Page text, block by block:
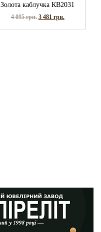
Золота каблучка КВ2031
4 095грн. 3 481 грн.